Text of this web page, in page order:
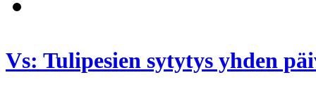
Vs: Tulipesien sytytys yhden